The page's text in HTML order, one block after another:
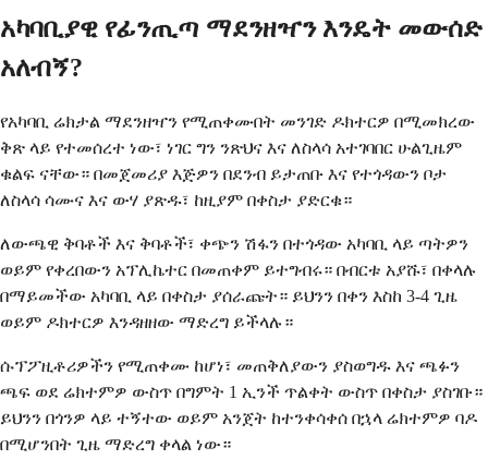
አካባቢያዊ የፊንጢጣ ማደንዘዣን እንዴት መውሰድ
አለብኝ?
የአካባቢ ሬክታል ማደንዘዣን የሚጠቀሙበት መንገድ ዶክተርዎ በሚመክረው
ቅጽ ላይ የተመሰረተ ነው፣ ነገር ግን ንጽህና እና ለስላሳ አተገባበር ሁልጊዜም
ቁልፍ ናቸው። በመጀመሪያ እጅዎን በደንብ ይታጠቡ እና የተጎዳውን ቦታ
ለስላሳ ሳሙና እና ውሃ ያጽዱ፣ ከዚያም በቀስታ ያድርቁ።
ለውጫዊ ቅባቶች እና ቅባቶች፣ ቀጭን ሽፋን በተጎዳው አካባቢ ላይ ጣትዎን
ወይም የቀረበውን አፕሊኬተር በመጠቀም ይተግብሩ። በብርቱ አያሹ፣ በቀላሉ
በማይመችው አካባቢ ላይ በቀስታ ያሰራጩት። ይህንን በቀን እስከ 3-4 ጊዜ
ወይም ዶክተርዎ እንዳዘዘው ማድረግ ይችላሉ።
ሱፕፖዚቶሪዎችን የሚጠቀሙ ከሆነ፣ መጠቅለያውን ያስወግዱ እና ጫፉን
ጫፍ ወደ ሬክተምዎ ውስጥ በግምት 1 ኢንች ጥልቀት ውስጥ በቀስታ ያስገቡ።
ይህንን በጎንዎ ላይ ተኝተው ወይም አንጀት ከተንቀሳቀሰ በኋላ ሬክተምዎ ባዶ
በሚሆንበት ጊዜ ማድረግ ቀላል ነው።